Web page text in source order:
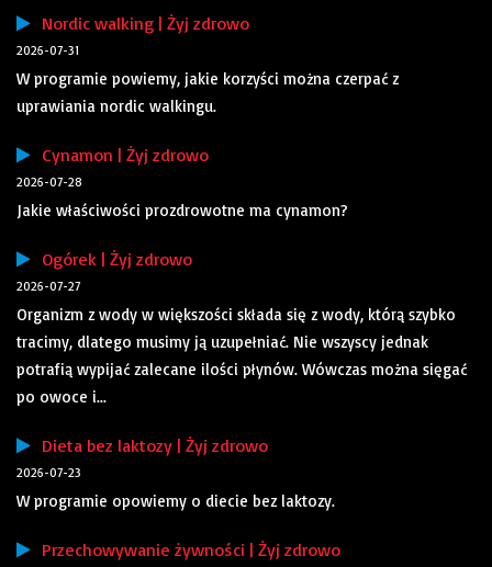
Nordic walking | Żyj zdrowo
2026-07-31
W programie powiemy, jakie korzyści można czerpać z
uprawiania nordic walkingu.
Cynamon | Żyj zdrowo
2026-07-28
Jakie właściwości prozdrowotne ma cynamon?
Ogórek | Żyj zdrowo
2026-07-27
Organizm z wody w większości składa się z wody, którą szybko
tracimy, dlatego musimy ją uzupełniać. Nie wszyscy jednak
potrafią wypijać zalecane ilości płynów. Wówczas można sięgać
po owoce i...
Dieta bez laktozy | Żyj zdrowo
2026-07-23
W programie opowiemy o diecie bez laktozy.
Przechowywanie żywności | Żyj zdrowo